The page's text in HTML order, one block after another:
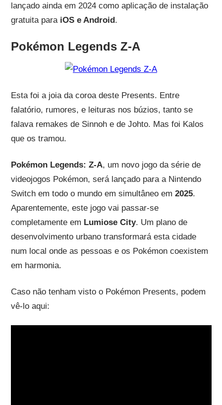
lançado ainda em 2024 como aplicação de instalação
gratuita para iOS e Android.
Pokémon Legends Z-A
Esta foi a joia da coroa deste Presents. Entre
falatório, rumores, e leituras nos búzios, tanto se
falava remakes de Sinnoh e de Johto. Mas foi Kalos
que os tramou.
Pokémon Legends: Z-A, um novo jogo da série de
videojogos Pokémon, será lançado para a Nintendo
Switch em todo o mundo em simultâneo em 2025.
Aparentemente, este jogo vai passar-se
completamente em Lumiose City. Um plano de
desenvolvimento urbano transformará esta cidade
num local onde as pessoas e os Pokémon coexistem
em harmonia.
Caso não tenham visto o Pokémon Presents, podem
vê-lo aqui: